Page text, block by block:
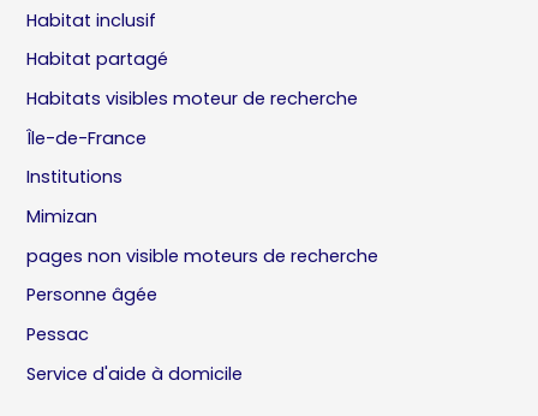
Habitat inclusif
Habitat partagé
Habitats visibles moteur de recherche
Île-de-France
Institutions
Mimizan
pages non visible moteurs de recherche
Personne âgée
Pessac
Service d'aide à domicile